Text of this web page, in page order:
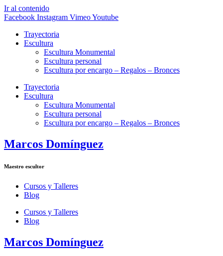
Ir al contenido
Facebook Instagram VimeoYoutube
Trayectoria
Escultura
Escultura Monumental
Escultura personal
Escultura por encargo – Regalos – Bronces
Trayectoria
Escultura
Escultura Monumental
Escultura personal
Escultura por encargo – Regalos – Bronces
Marcos Domínguez
Maestro escultor
Cursos y Talleres
Blog
Cursos y Talleres
Blog
Marcos Domínguez